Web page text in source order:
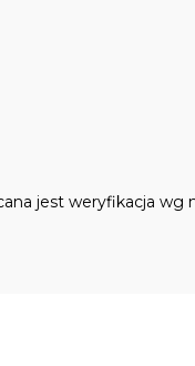
jest weryfikacja wg